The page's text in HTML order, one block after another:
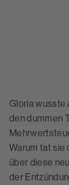
Gloria wusste
den dummen
Warum tat sie
über diese
der